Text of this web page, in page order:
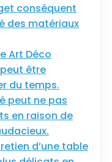
conséquent
des matériaux
Art Déco
être
du temps.
peut ne pas
en raison de
d’une table